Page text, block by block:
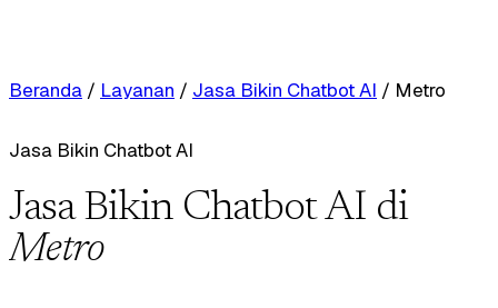
Beranda / Layanan / Jasa Bikin Chatbot AI / Metro
Jasa Bikin Chatbot AI
Jasa Bikin Chatbot AI di
Metro